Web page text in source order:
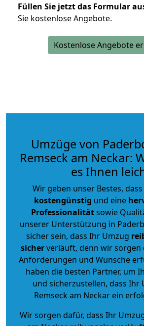
Füllen Sie jetzt das Formular
Sie kostenlose Angebote.
Kostenlose Angebote
Umzüge von
Remseck am Neckar:
es Ihnen
Wir geben unser Bestes,
kostengünstig und eine
Professionalitätsowie
unserer Unterstützung in
sicher sein, dass Ihr Umzug
sicherverläuft, denn wir sorgen
Anforderungen und Wünsche
haben die besten Partner, um
und sicherzustellen, dass Ihr
Remseck am Neckar ein
Wir sorgen dafür, dass Ihr